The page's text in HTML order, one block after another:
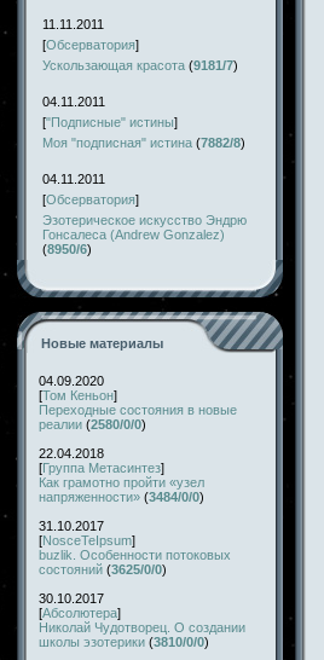
11.11.2011
[Обсерватория]
Ускользающая красота (9181/7)
04.11.2011
["Подписные" истины]
Моя "подписная" истина (7882/8)
04.11.2011
[Обсерватория]
Эзотерическое искусство Эндрю
Гонсалеса (Andrew Gonzalez)
(8950/6)
Новые материалы
04.09.2020
[Том Кеньон]
Переходные состояния в новые
реалии (2580/0/0)
22.04.2018
[Группа Метасинтез]
Как грамотно пройти «узел
напряженности» (3484/0/0)
31.10.2017
[NosceTeIpsum]
buzlik. Особенности потоковых
состояний (3625/0/0)
30.10.2017
[Абсолютера]
Николай Чудотворец. О создании
школы эзотерики (3810/0/0)